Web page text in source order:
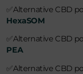
✅Alternative CBD
HexaSOM
✅Alternative CBD
PEA
✅Alternative CBD